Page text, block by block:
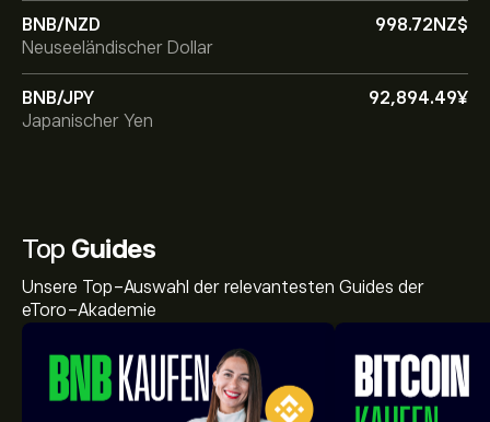
BNB/NZD
998.72‎NZ$‎
Neuseeländischer Dollar
BNB/JPY
92,894.49‎¥‎
Japanischer Yen
Top Guides
Unsere Top-Auswahl der relevantesten Guides der
eToro-Akademie